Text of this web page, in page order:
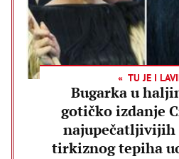
TU JE I
Bugarka u
gotičko izdanje
najupečatljivijih
tirkiznog tepiha